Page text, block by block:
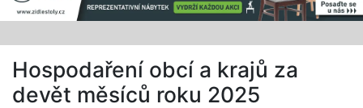
Hospodaření obcí a krajů za
devět měsíců roku 2025